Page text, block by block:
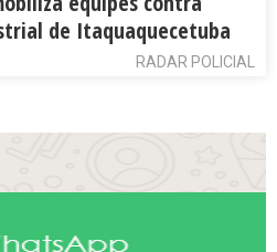
de Itaquaquecetuba
RADAR POLICIAL